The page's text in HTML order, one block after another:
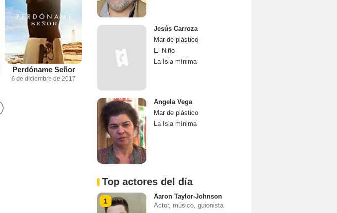
Perdóname Señor
6 de diciembre de 2017
Jesús Carroza
Mar de plástico
El Niño
La Isla mínima
Angela Vega
Mar de plástico
La Isla mínima
Top actores del día
1
Aaron Taylor-Johnson
Actor, músico, guionista